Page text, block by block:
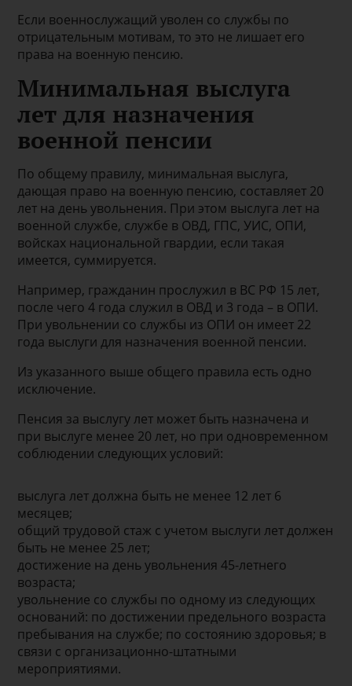
Если военнослужащий уволен со службы по
отрицательным мотивам, то это не лишает его
права на военную пенсию.
Минимальная выслуга
лет для назначения
военной пенсии
По общему правилу, минимальная выслуга,
дающая право на военную пенсию, составляет 20
лет на день увольнения. При этом выслуга лет на
военной службе, службе в ОВД, ГПС, УИС, ОПИ,
войсках национальной гвардии, если такая
имеется, суммируется.
Например, гражданин прослужил в ВС РФ 15 лет,
после чего 4 года служил в ОВД и 3 года – в ОПИ.
При увольнении со службы из ОПИ он имеет 22
года выслуги для назначения военной пенсии.
Из указанного выше общего правила есть одно
исключение.
Пенсия за выслугу лет может быть назначена и
при выслуге менее 20 лет, но при одновременном
соблюдении следующих условий:
выслуга лет должна быть не менее 12 лет 6
месяцев;
общий трудовой стаж с учетом выслуги лет должен
быть не менее 25 лет;
достижение на день увольнения 45-летнего
возраста;
увольнение со службы по одному из следующих
оснований: по достижении предельного возраста
пребывания на службе; по состоянию здоровья; в
связи с организационно-штатными
мероприятиями.